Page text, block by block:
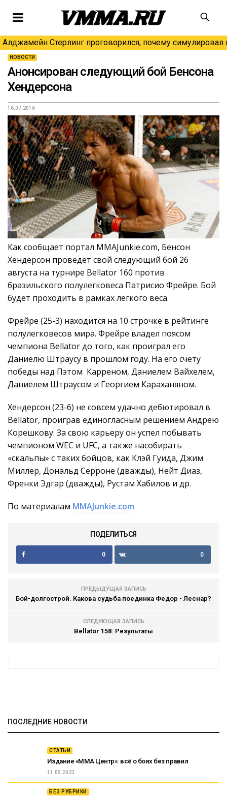
Алджамейн Стерлинг проговорился, почему симулировал
НОВОСТИ
Анонсирован следующий бой Бенсона
Хендерсона
16.07.2016
Как сообщает портал MMAJunkie.com, Бенсон
Хендерсон проведет свой следующий бой 26
августа на турнире Bellator 160 против
бразильского полулегковеса Патрисио Фрейре. Бой
будет проходить в рамках легкого веса.
Фрейре (25-3) находится на 10 строчке в рейтинге
полулегковесов мира. Фрейре владел поясом
чемпиона Bellator до того, как проиграл его
Даниелю Штраусу в прошлом году. На его счету
победы над Пэтом Карреном, Даниелем Вайхелем,
Даниелем Штраусом и Георгием Караханяном.
Хендерсон (23-6) не совсем удачно дебютировал в
Bellator, проиграв единогласным решением Андрею
Корешкову. За свою карьеру он успел побывать
чемпионом WEC и UFC, а также насобирать
«скальпы» с таких бойцов, как Клэй Гуида, Джим
Миллер, Дональд Серроне (дважды), Нейт Диаз,
Френки Эдгар (дважды), Рустам Хабилов и др.
По материалам MMAJunkie.com
ПОДЕЛИТЬСЯ
0 0
ПРЕДЫДУЩАЯ ЗАПИСЬ
Бой-долгострой. Какова судьба поединка Федор - Леснар?
СЛЕДУЮЩАЯ ЗАПИСЬ
Bellator 158: Результаты
ПОСЛЕДНИЕ НОВОСТИ
СТАТЬИ
Издание «ММА Центр»: всё о боях без правил
11.05.2023
БЕЗ РУБРИКИ